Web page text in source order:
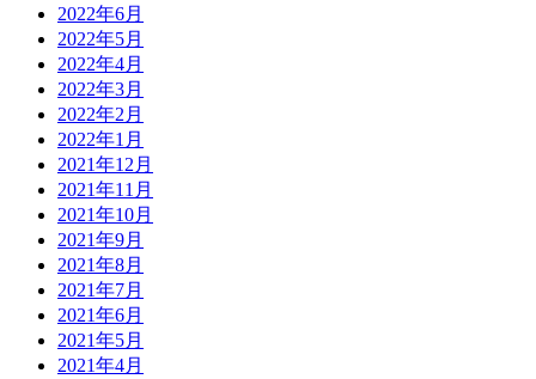
2022年6月
2022年5月
2022年4月
2022年3月
2022年2月
2022年1月
2021年12月
2021年11月
2021年10月
2021年9月
2021年8月
2021年7月
2021年6月
2021年5月
2021年4月